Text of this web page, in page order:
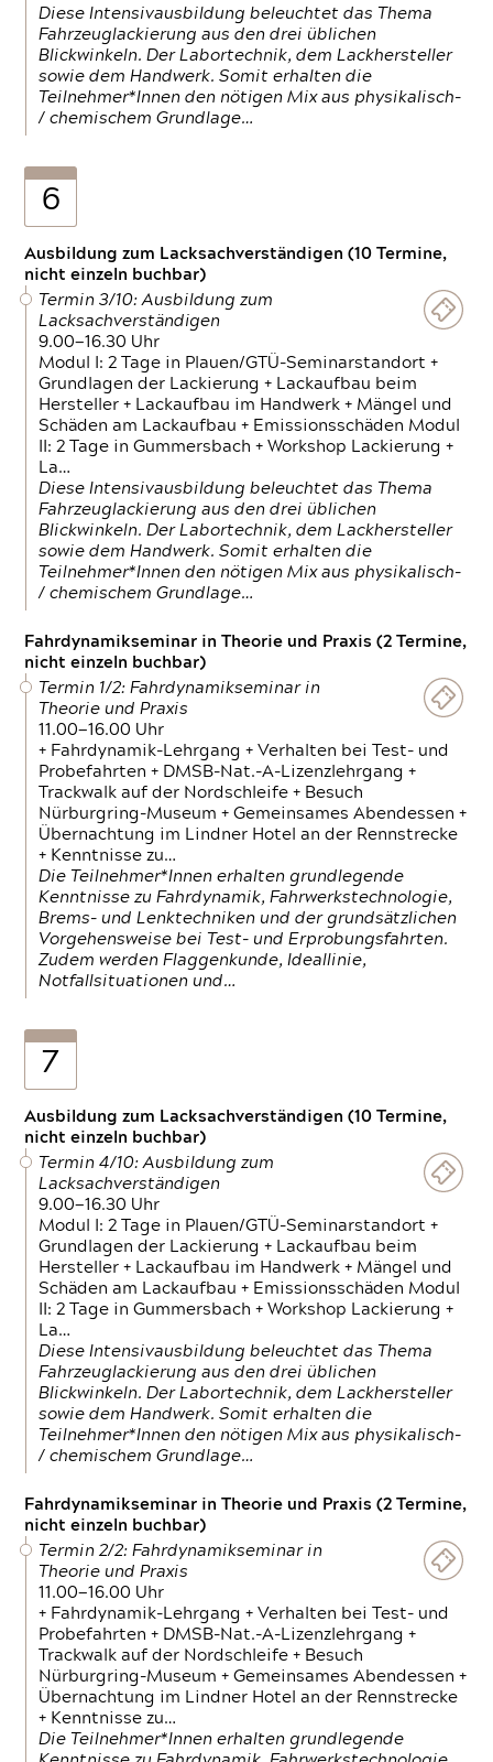
Diese Intensivausbildung beleuchtet das Thema
Fahrzeuglackierung aus den drei üblichen
Blickwinkeln. Der Labortechnik, dem Lackhersteller
sowie dem Handwerk. Somit erhalten die
Teilnehmer*Innen den nötigen Mix aus physikalisch-
/ chemischem Grundlage…
6
Ausbildung zum Lacksachverständigen (10 Termine,
nicht einzeln buchbar)
Termin 3/10: Ausbildung zum
Lacksachverständigen
9.00—16.30 Uhr
Modul I: 2 Tage in Plauen/GTÜ-Seminarstandort +
Grundlagen der Lackierung + Lackaufbau beim
Hersteller + Lackaufbau im Handwerk + Mängel und
Schäden am Lackaufbau + Emissionsschäden Modul
II: 2 Tage in Gummersbach + Workshop Lackierung +
La…
Diese Intensivausbildung beleuchtet das Thema
Fahrzeuglackierung aus den drei üblichen
Blickwinkeln. Der Labortechnik, dem Lackhersteller
sowie dem Handwerk. Somit erhalten die
Teilnehmer*Innen den nötigen Mix aus physikalisch-
/ chemischem Grundlage…
Fahrdynamikseminar in Theorie und Praxis (2 Termine,
nicht einzeln buchbar)
Termin 1/2: Fahrdynamikseminar in
Theorie und Praxis
11.00—16.00 Uhr
+ Fahrdynamik-Lehrgang + Verhalten bei Test- und
Probefahrten + DMSB-Nat.-A-Lizenzlehrgang +
Trackwalk auf der Nordschleife + Besuch
Nürburgring-Museum + Gemeinsames Abendessen +
Übernachtung im Lindner Hotel an der Rennstrecke
+ Kenntnisse zu…
Die Teilnehmer*Innen erhalten grundlegende
Kenntnisse zu Fahrdynamik, Fahrwerkstechnologie,
Brems- und Lenktechniken und der grundsätzlichen
Vorgehensweise bei Test- und Erprobungsfahrten.
Zudem werden Flaggenkunde, Ideallinie,
Notfallsituationen und…
7
Ausbildung zum Lacksachverständigen (10 Termine,
nicht einzeln buchbar)
Termin 4/10: Ausbildung zum
Lacksachverständigen
9.00—16.30 Uhr
Modul I: 2 Tage in Plauen/GTÜ-Seminarstandort +
Grundlagen der Lackierung + Lackaufbau beim
Hersteller + Lackaufbau im Handwerk + Mängel und
Schäden am Lackaufbau + Emissionsschäden Modul
II: 2 Tage in Gummersbach + Workshop Lackierung +
La…
Diese Intensivausbildung beleuchtet das Thema
Fahrzeuglackierung aus den drei üblichen
Blickwinkeln. Der Labortechnik, dem Lackhersteller
sowie dem Handwerk. Somit erhalten die
Teilnehmer*Innen den nötigen Mix aus physikalisch-
/ chemischem Grundlage…
Fahrdynamikseminar in Theorie und Praxis (2 Termine,
nicht einzeln buchbar)
Termin 2/2: Fahrdynamikseminar in
Theorie und Praxis
11.00—16.00 Uhr
+ Fahrdynamik-Lehrgang + Verhalten bei Test- und
Probefahrten + DMSB-Nat.-A-Lizenzlehrgang +
Trackwalk auf der Nordschleife + Besuch
Nürburgring-Museum + Gemeinsames Abendessen +
Übernachtung im Lindner Hotel an der Rennstrecke
+ Kenntnisse zu…
Die Teilnehmer*Innen erhalten grundlegende